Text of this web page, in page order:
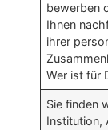
bewerben
Ihnen
ihrer
Wer ist für
Sie finden
Institution,